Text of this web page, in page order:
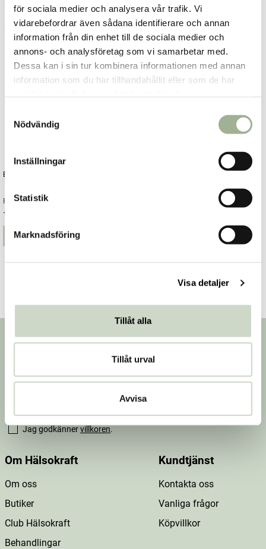
för sociala medier och analysera vår trafik. Vi
vidarebefordrar även sådana identifierare och annan
information från din enhet till de sociala medier och
annons- och analysföretag som vi samarbetar med.
Dessa kan i sin tur kombinera informationen med annan
information som du har tillhandahållit eller som de har
k
e
s
Nödvändig
Inställningar
Statistik
Marknadsföring
Visa detaljer
Tillåt alla
Tillåt urval
Avvisa
tiden gått.
Ta ut ur ugnen och servera med bipollen.
Bipollen 150g
Rawpowder
Pris
128 kr
Lägg i varukorgen
Nyhetsbrev
Prenumerera på vårt nyhetsbrev för att få
erbjudanden, nyheter och inspiration.
Jag godkännervillkoren.
Om Hälsokraft
Om oss
Butiker
Club Hälsokraft
Behandlingar
Kundtjänst
Kontakta oss
Vanliga frågor
Köpvillkor